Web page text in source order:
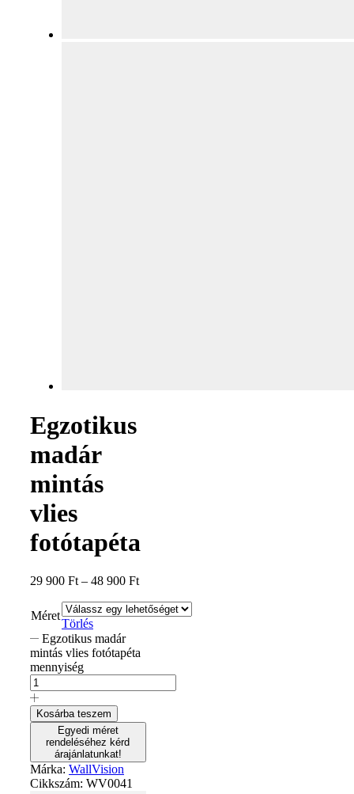
Egzotikus
madár
mintás
vlies
fotótapéta
29 900 Ft – 48 900 Ft
Méret
Törlés
Egzotikus madár
mintás vlies fotótapéta
mennyiség
Kosárba teszem
Egyedi méret
rendeléséhez kérd
árajánlatunkat!
Márka: WallVision
Cikkszám: WV0041